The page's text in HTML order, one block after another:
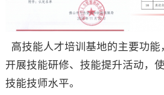
高技能人才培训基地的主要功
开展技能研修、技能提升活动，
技能技师水平。